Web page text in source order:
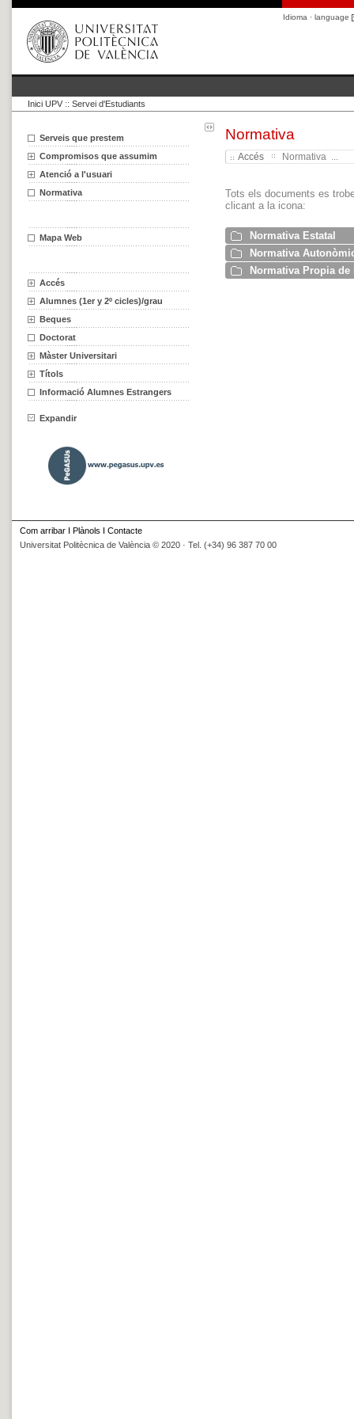
Idioma · language
Inici UPV :: Servei d'Estudiants
Serveis que prestem
Compromisos que assumim
Atenció a l'usuari
Normativa
Mapa Web
Accés
Alumnes (1er y 2º cicles)/grau
Beques
Doctorat
Màster Universitari
Títols
Informació Alumnes Estrangers
Expandir
Normativa
Accés Normativa ...
Tots els documents es
clicant a la icona:
Normativa Estatal
Normativa
Normativa Propia
Com arribar I Plànols I Contacte
Universitat Politècnica de València © 2020 · Tel. (+34) 96 387 70 00